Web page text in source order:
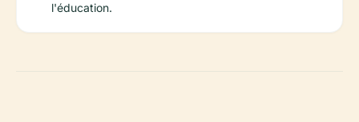
l'éducation.